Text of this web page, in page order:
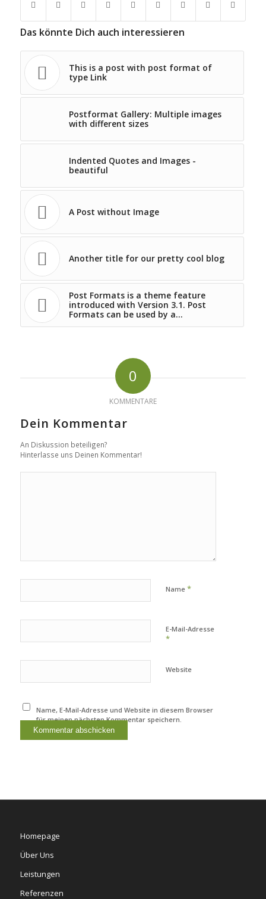
Das könnte Dich auch interessieren
This is a post with post format of
type Link
Postformat Gallery: Multiple images
with different sizes
Indented Quotes and Images -
beautiful
A Post without Image
Another title for our pretty cool blog
Post Formats is a theme feature
introduced with Version 3.1. Post
Formats can be used by a…
0
KOMMENTARE
Dein Kommentar
An Diskussion beteiligen?
Hinterlasse uns Deinen Kommentar!
Name *
E-Mail-Adresse
*
Website
Name, E-Mail-Adresse und Website in diesem Browser
für meinen nächsten Kommentar speichern.
Homepage
Über Uns
Leistungen
Referenzen